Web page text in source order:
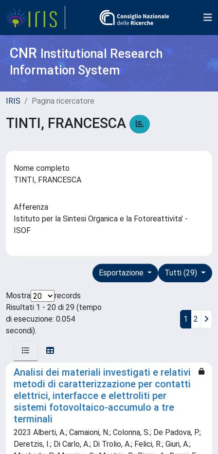
CNR Institutional Research
Information System
IRIS Pagina ricercatore
TINTI, FRANCESCA
Nome completo
TINTI, FRANCESCA
Afferenza
Istituto per la Sintesi Organica e la Fotoreattivita' -
ISOF
Tutti (29)
Esportazione
Mostra
records
Risultati 1 - 20 di 29 (tempo
di esecuzione: 0.054
secondi).
1 2
Analisi dei materiali investigati e relativi
metodi di caratterizzazione per contatti
elettrici, interfacce e elettroliti per
sistemi fotovoltaico-accumulo a tre
terminali
2023 Alberti, A.; Camaioni, N.; Colonna, S.; De Padova, P.;
Deretzis, I.; Di Carlo, A.; Di Trolio, A.; Felici, R.; Giuri, A.;